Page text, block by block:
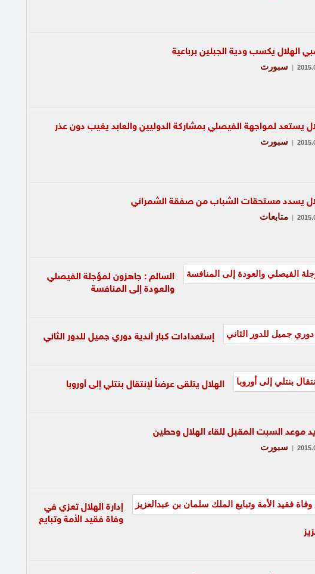
الهلال يكسب ودية الجبلين برباعية
| سبورت
يستعد لمواجهة الفيصلي بمشاركة الدوليين والعابد يغيب دون عذر
| سبورت
يسدد مستحقات الشباب من صفقة الشمراني
| متابعات
السالم : جاهزون لمؤجلة الفيصلي
والعودة إلى المنافسة
إستعدادات كبار أندية دوري جميل للدور الثاني
الهلال يتلقى عرضاً لإنتقال بنتلي إلى أوروبا
موعد السبت المقبل للقاء الهلال وحطين
| سبورت
إدارة الهلال تعزي في
وفاة فقيد الأمة وتبايع